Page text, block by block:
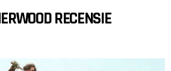
RECENSIE